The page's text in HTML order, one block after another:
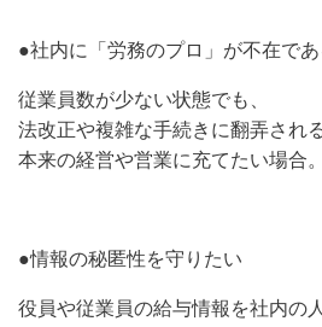
●社内に「労務のプロ」が不在であ
従業員数が少ない状態でも、
法改正や複雑な手続きに翻弄され
本来の経営や営業に充てたい場合。
●情報の秘匿性を守りたい
役員や従業員の給与情報を社内の